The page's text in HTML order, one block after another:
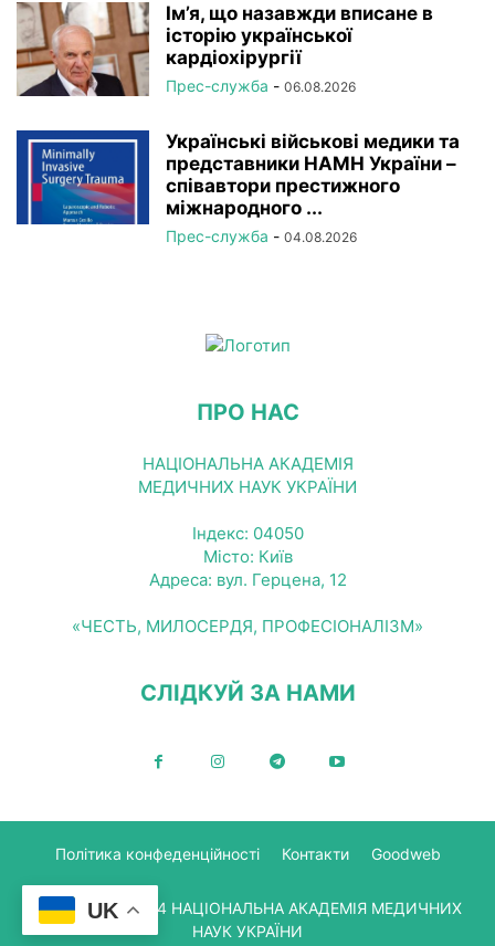
Ім’я, що назавжди вписане в
історію української
кардіохірургії
Прес-служба - 06.08.2026
Українські військові медики та
представники НАМН України –
співавтори престижного
міжнародного ...
Прес-служба - 04.08.2026
ПРО НАС
НАЦІОНАЛЬНА АКАДЕМІЯ
МЕДИЧНИХ НАУК УКРАЇНИ
Індекс: 04050
Місто: Київ
Адреса: вул. Герцена, 12
«ЧЕСТЬ, МИЛОСЕРДЯ, ПРОФЕСІОНАЛІЗМ»
СЛІДКУЙ ЗА НАМИ
Політика конфеденційності Контакти Goodweb
© Copyright 2024 НАЦІОНАЛЬНА АКАДЕМІЯ МЕДИЧНИХ
НАУК УКРАЇНИ
UK